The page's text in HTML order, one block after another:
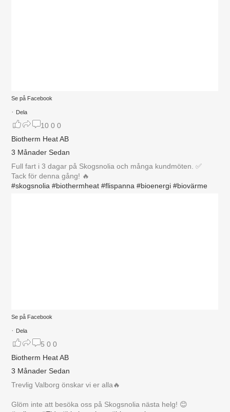
Se på Facebook
· Dela
10 0 0
Biotherm Heat AB
3 Månader Sedan
Full fart i 3 dagar på Skogsnolia och många kundmöten. ✅
Tack för denna gång! 🔥
#skogsnolia #biothermheat #flispanna #bioenergi #biovärme
Se på Facebook
· Dela
5 0 0
Biotherm Heat AB
3 Månader Sedan
Trevlig Valborg önskar vi er alla🔥
Glöm inte att besöka oss på Skogsnolia nästa helg! 😊